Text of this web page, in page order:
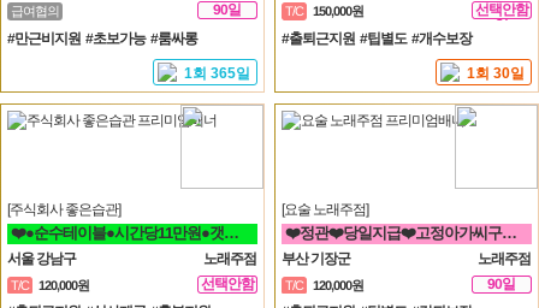
급여협의
90일
#만근비지원 #초보가능 #룸싸롱
1회 365일
T/C 150,000원
선택안함
일
#출퇴근지원 #팁별도 #개수보장
1회 30일
[주식회사 좋은습관]
❤️●순수테이블●시간당11만원●갯수보장제●❤️
서울 강남구 노래주점
T/C 120,000원
선택안함
일
[요술 노래주점]
❤️정관❤️당일지급❤️고정아가씨구해요❤️
부산 기장군 노래주점
T/C 120,000원
90일